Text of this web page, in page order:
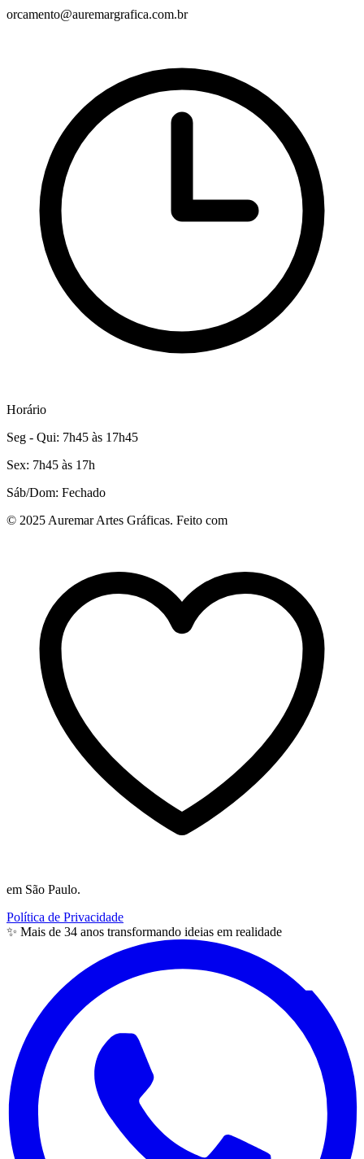
orcamento@auremargrafica.com.br
Horário
Seg - Qui: 7h45 às 17h45
Sex: 7h45 às 17h
Sáb/Dom: Fechado
© 2025 Auremar Artes Gráficas. Feito com
em São Paulo.
Política de Privacidade
✨ Mais de 34 anos transformando ideias em realidade